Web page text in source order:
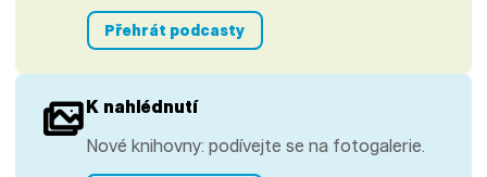
Přehrát podcasty
K nahlédnutí
Nové knihovny: podívejte se na fotogalerie.